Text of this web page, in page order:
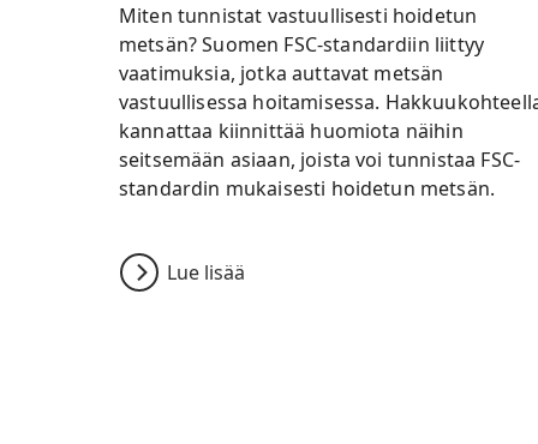
Miten tunnistat vastuullisesti hoidetun
metsän? Suomen FSC-standardiin liittyy
vaatimuksia, jotka auttavat metsän
vastuullisessa hoitamisessa.
kannattaa kiinnittää huomiota näihin
seitsemään asiaan, joista voi tunnistaa FSC-
standardin mukaisesti hoidetun metsän.
Lue lisää